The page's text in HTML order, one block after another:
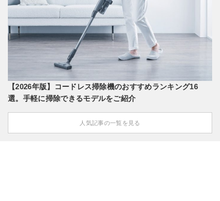
【2026年版】コードレス掃除機のおすすめランキング16
選。手軽に掃除できるモデルをご紹介
人気記事の一覧を見る